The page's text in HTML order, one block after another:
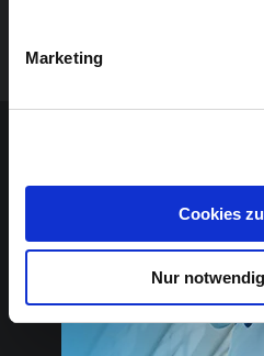
Marketing
Cookies
Nur
Sponsoren-Inhalt